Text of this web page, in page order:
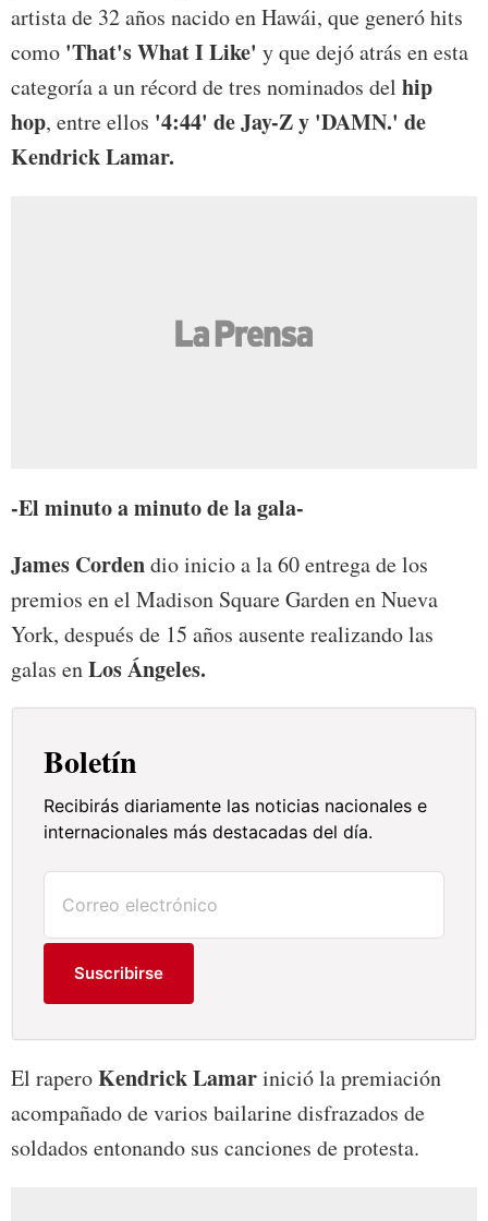
artista de 32 años nacido en Hawái, que generó hits
como 'That's What I Like' y que dejó atrás en esta
categoría a un récord de tres nominados del hip
hop, entre ellos '4:44' de Jay-Z y 'DAMN.' de
Kendrick Lamar.
-El minuto a minuto de la gala-
James Cordendio inicio a la 60 entrega de los
premios en el Madison Square Garden en Nueva
York, después de 15 años ausente realizando las
galas enLos Ángeles.
Boletín
Recibirás diariamente las noticias nacionales e
internacionales más destacadas del día.
Suscribirse
El raperoKendrick Lamarinició la premiación
acompañado de varios bailarine disfrazados de
soldados entonando sus canciones de protesta.